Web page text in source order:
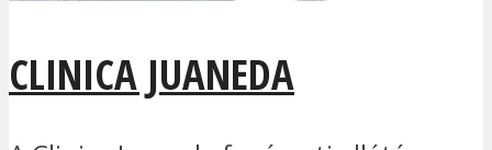
CLINICA JUANEDA